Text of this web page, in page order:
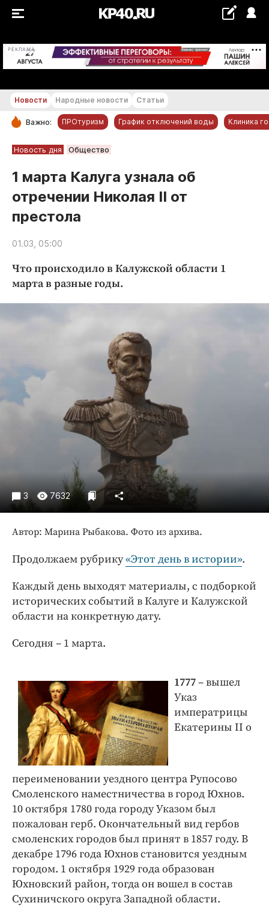
РЕКЛАМА +18...+19 °С
РУБРИКИ
Обнинск
Новости компаний
Статьи
Народные новости
Авто и транспорт
Криминал
Погода
Происшествия
Спорт
Экономика и бизнес
ПРОЕКТЫ
Блоги
Издания
Интересное чтиво
Клиника года
Работодатель года
Новости Народные новости Статьи
Важно: ПРОтуризм График отключений воды Клиника
Новость дня Общество
1 марта Калуга узнала об
отречении Николая II от
престола
01.03, 05:00
Что происходило в Калужской области 1
марта в разные годы.
3 7632
Автор: Марина Рыбакова. Фото из архива.
Продолжаем рубрику«Этот день в истории».
Каждый день выходят материалы, с подборкой
исторических событий в Калуге и Калужской
области на конкретную дату.
Сегодня – 1 марта.
1777– вышел
Указ
императрицы
Екатерины II о
переименовании уездного центра Рупосово
Смоленского наместничества в город Юхнов.
10 октября 1780 года городу Указом был
пожалован герб. Окончательный вид гербов
смоленских городов был принят в 1857 году. В
декабре 1796 года Юхнов становится уездным
городом. 1 октября 1929 года образован
Юхновский район, тогда он вошел в состав
Сухиничского округа Западной области.